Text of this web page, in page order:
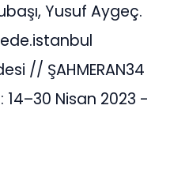
Yusuf Aygeç.
// ŞAHMERAN34
Nisan 2023 -